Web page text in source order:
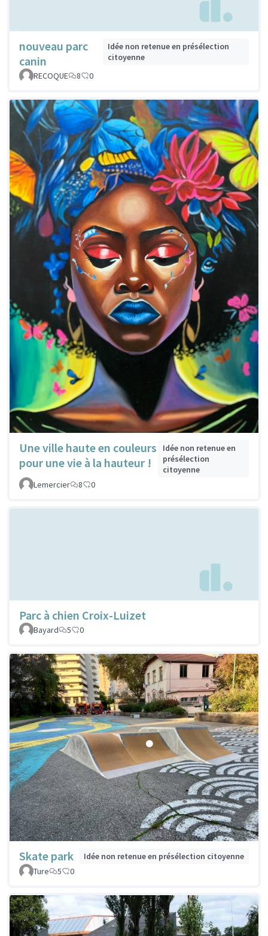
nouveau parc
canin
Idée non retenue en présélection
citoyenne
RECOQUE
8 0
Une ville haute en couleurs
pour une vie à la hauteur !
Idée non retenue en
présélection
citoyenne
Lemercier
8 0
Parc à chien Croix-Luizet
Bayard 5 0
Skate park
Idée non retenue en présélection citoyenne
Ture
5 0